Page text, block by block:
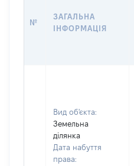
№
ЗАГАЛЬНА
ІНФОРМАЦІЯ
Вид об'єкта:
Земельна
ділянка
Дата набуття
права: